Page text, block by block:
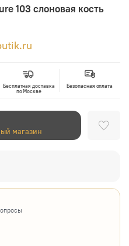
103 слоновая кость
Бесплатная доставка
по Москве
Безопасная оплата
магазин